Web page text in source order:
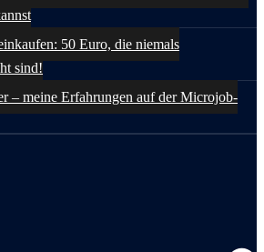
50 Euro, die niemals
sind!
– meine Erfahrungen auf der Microjob-